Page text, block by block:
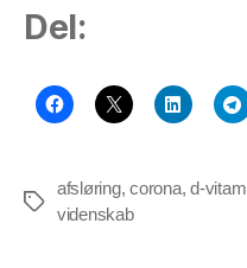
Del:
Tags
afsløring,corona,d-
videnskab